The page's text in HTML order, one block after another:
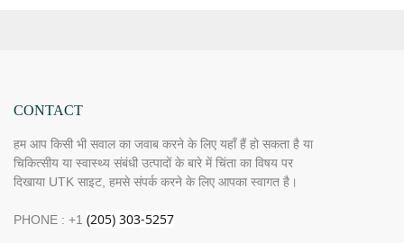
CONTACT
हम आप किसी भी सवाल का जवाब करने के लिए यहाँ हैं हो सकता है या
चिकित्सीय या स्वास्थ्य संबंधी उत्पादों के बारे में चिंता का विषय पर
दिखाया UTK साइट, हमसे संपर्क करने के लिए आपका स्वागत है।
PHONE : +1